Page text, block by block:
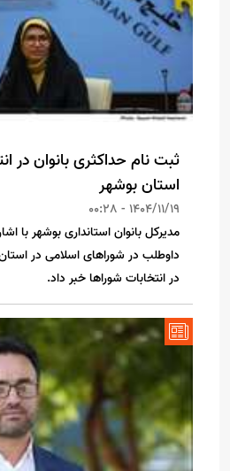
ثبت نام حداکثری بانوان در
استان بوشهر
1404/11/19 - 00:28
مدیرکل بانوان استانداری بوشهر با
داوطلب در شوراهای اسلامی در
در انتخابات شوراها خبر داد.